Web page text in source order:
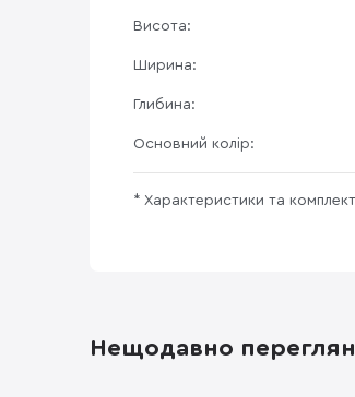
Висота:
Ширина:
Глибина:
Основний колір:
* Характеристики та
Нещодавно